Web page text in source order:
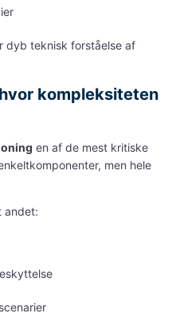
dyb teknisk forståelse af
kompleksiteten
en af de mest kritiske
men hele
andet: